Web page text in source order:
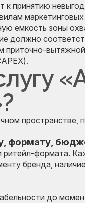
к принятию
емкость зоны
должно
вытяжной
пространстве,
формату,
формата.
бренда,
до